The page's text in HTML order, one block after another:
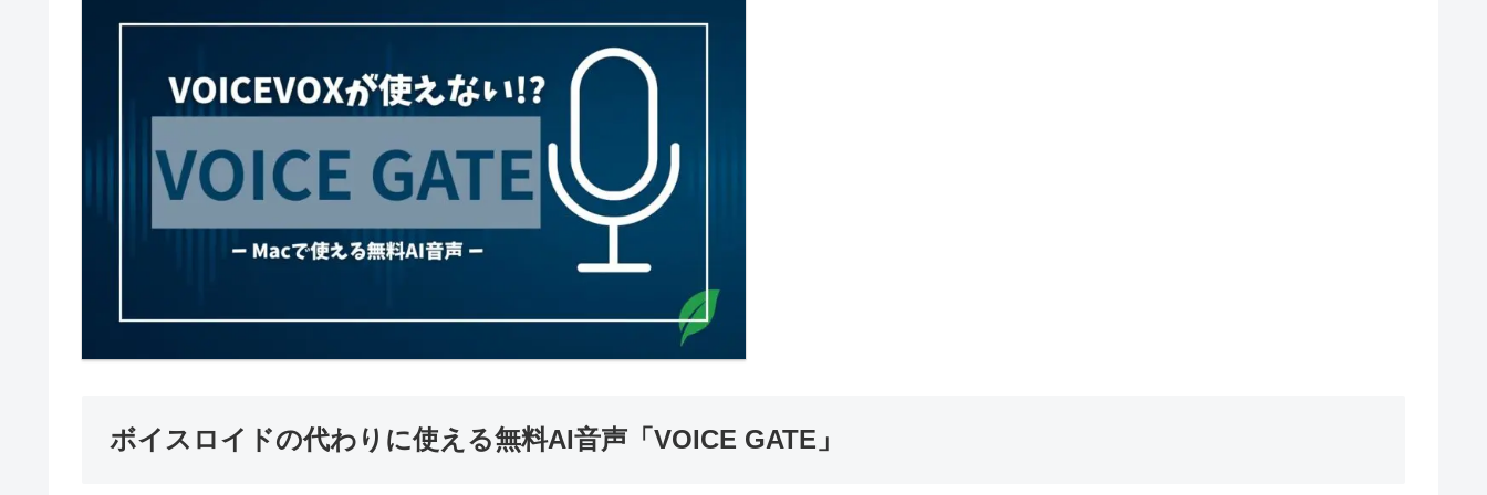
ボイスロイドの代わりに使える無料AI音声「VOICE GATE」